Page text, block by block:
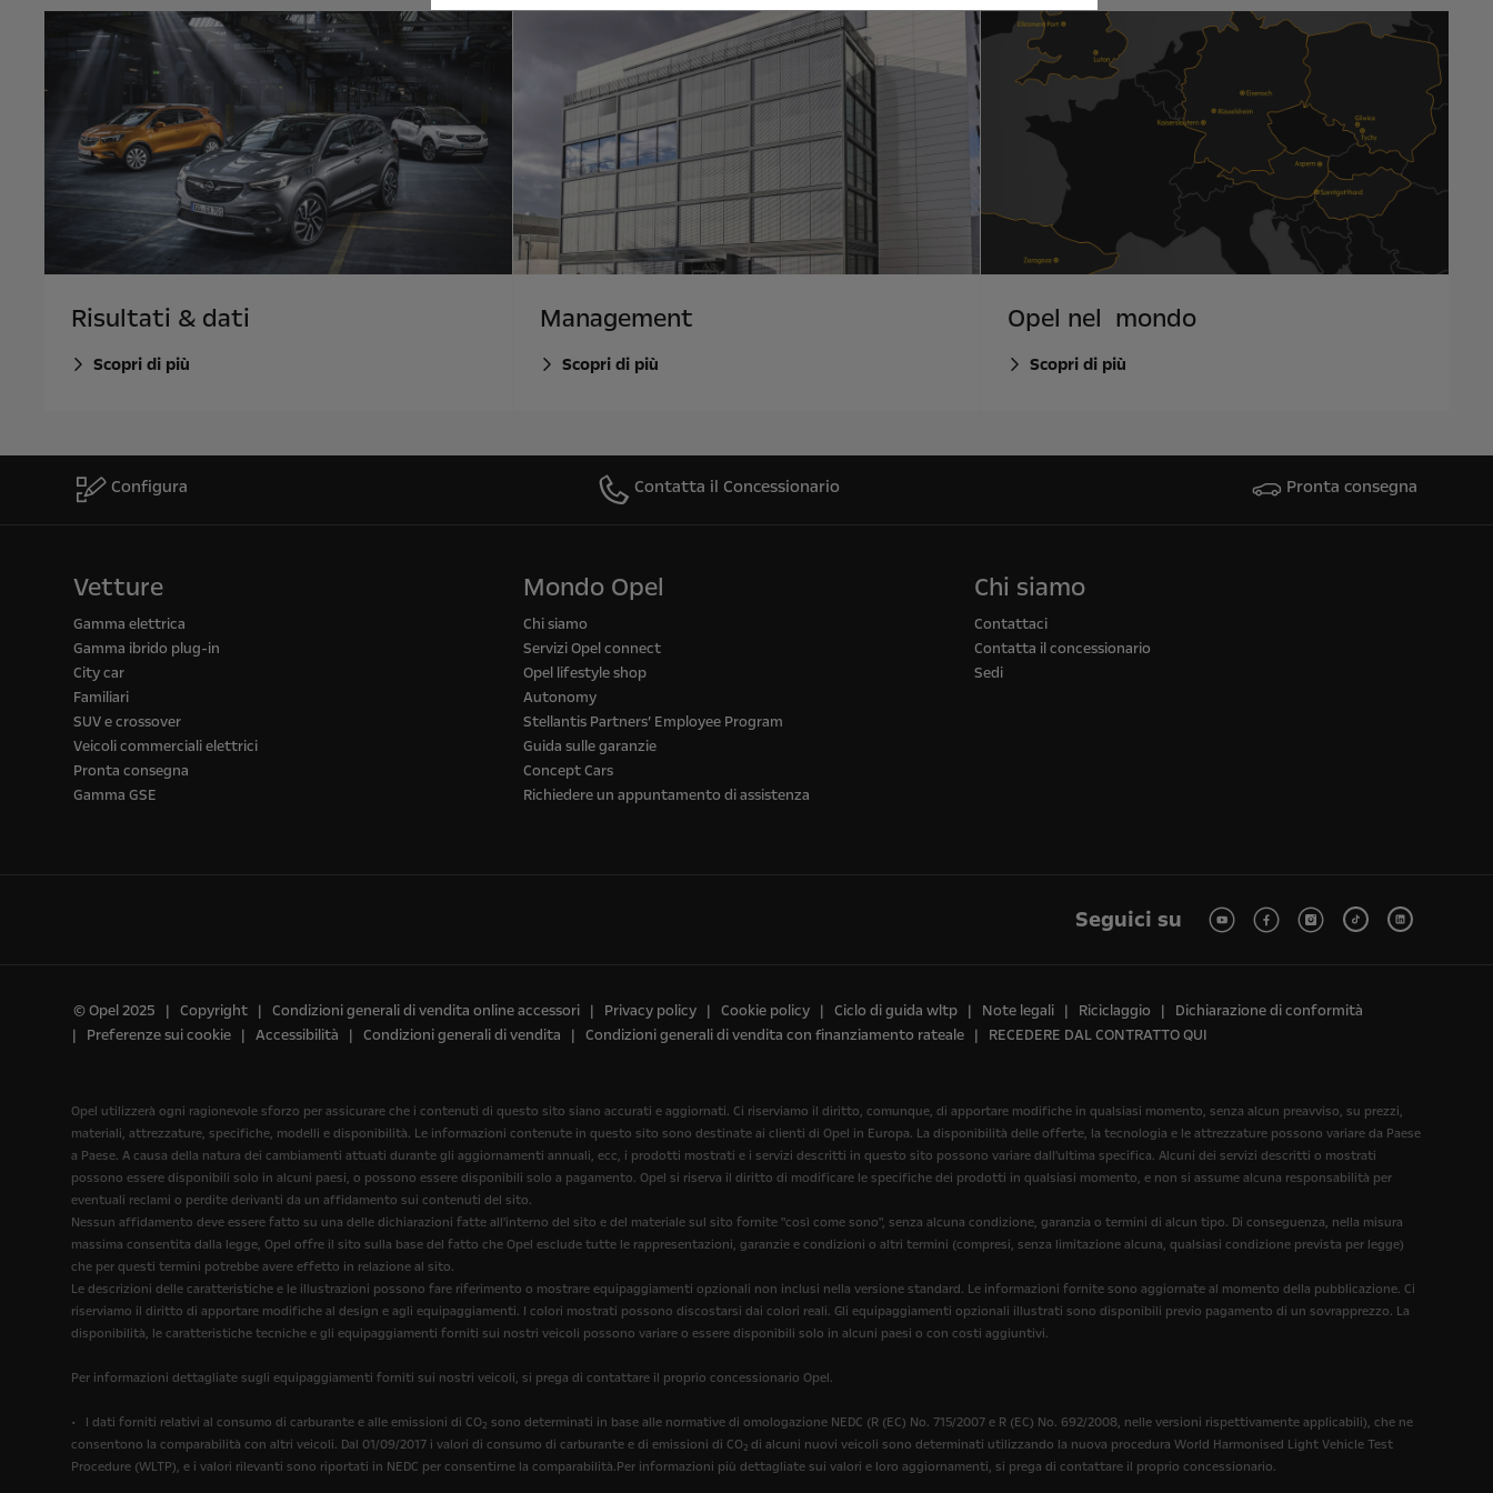
Risultati & dati
Scopri di più
Management
Scopri di più
Opel nel mondo
Scopri di più
Configura Contatta il Concessionario Pronta consegna
Vetture
Gamma elettrica
Gamma ibrido plug-in
City car
Familiari
SUV e crossover
Veicoli commerciali elettrici
Pronta consegna
Gamma GSE
Mondo Opel
Chi siamo
Servizi Opel connect
Opel lifestyle shop
Autonomy
Stellantis Partners’ Employee Program
Guida sulle garanzie
Concept Cars
Richiedere un appuntamento di assistenza
Chi siamo
Contattaci
Contatta il concessionario
Sedi
Seguici su
© Opel 2025 Copyright Condizioni generali di vendita online accessori Privacy policy Cookie policy Ciclo di guida wltp Note legali Riciclaggio
Dichiarazione di conformità
Preferenze sui cookie
Accessibilità Condizioni generali di vendita Condizioni generali di vendita con finanziamento rateale RECEDERE DAL CONTRATTO QUI
Opel utilizzerà ogni ragionevole sforzo per assicurare che i contenuti di questo sito siano accurati e aggiornati. Ci riserviamo il diritto, comunque, di apportare modifiche in qualsiasi momento, senza alcun preavviso, su prezzi,
materiali, attrezzature, specifiche, modelli e disponibilità. Le informazioni contenute in questo sito sono destinate ai clienti di Opel in Europa. La disponibilità delle offerte, la tecnologia e le attrezzature possono variare da Paese
a Paese. A causa della natura dei cambiamenti attuati durante gli aggiornamenti annuali, ecc, i prodotti mostrati e i servizi descritti in questo sito possono variare dall'ultima specifica. Alcuni dei servizi descritti o mostrati
possono essere disponibili solo in alcuni paesi, o possono essere disponibili solo a pagamento. Opel si riserva il diritto di modificare le specifiche dei prodotti in qualsiasi momento, e non si assume alcuna responsabilità per
eventuali reclami o perdite derivanti da un affidamento sui contenuti del sito.
Nessun affidamento deve essere fatto su una delle dichiarazioni fatte all'interno del sito e del materiale sul sito fornite "così come sono", senza alcuna condizione, garanzia o termini di alcun tipo. Di conseguenza, nella misura
massima consentita dalla legge, Opel offre il sito sulla base del fatto che Opel esclude tutte le rappresentazioni, garanzie e condizioni o altri termini (compresi, senza limitazione alcuna, qualsiasi condizione prevista per legge)
che per questi termini potrebbe avere effetto in relazione al sito.
Le descrizioni delle caratteristiche e le illustrazioni possono fare riferimento o mostrare equipaggiamenti opzionali non inclusi nella versione standard. Le informazioni fornite sono aggiornate al momento della pubblicazione. Ci
riserviamo il diritto di apportare modifiche al design e agli equipaggiamenti. I colori mostrati possono discostarsi dai colori reali. Gli equipaggiamenti opzionali illustrati sono disponibili previo pagamento di un sovrapprezzo. La
disponibilità, le caratteristiche tecniche e gli equipaggiamenti forniti sui nostri veicoli possono variare o essere disponibili solo in alcuni paesi o con costi aggiuntivi.
Per informazioni dettagliate sugli equipaggiamenti forniti sui nostri veicoli, si prega di contattare il proprio concessionario Opel.
• I dati forniti relativi al consumo di carburante e alle emissioni di CO2 sono determinati in base alle normative di omologazione NEDC (R (EC) No. 715/2007 e R (EC) No. 692/2008, nelle versioni rispettivamente applicabili), che ne
consentono la comparabilità con altri veicoli. Dal 01/09/2017 i valori di consumo di carburante e di emissioni di CO2 di alcuni nuovi veicoli sono determinati utilizzando la nuova procedura World Harmonised Light Vehicle Test
Procedure (WLTP), e i valori rilevanti sono riportati in NEDC per consentirne la comparabilità.Per informazioni più dettagliate sui valori e loro aggiornamenti, si prega di contattare il proprio concessionario.